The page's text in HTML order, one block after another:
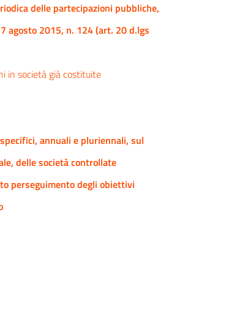
delle partecipazioni pubbliche,
agosto 2015, n. 124 (art. 20 d.lgs
in società già costituite
annuali e pluriennali, sul
delle società controllate
perseguimento degli obiettivi